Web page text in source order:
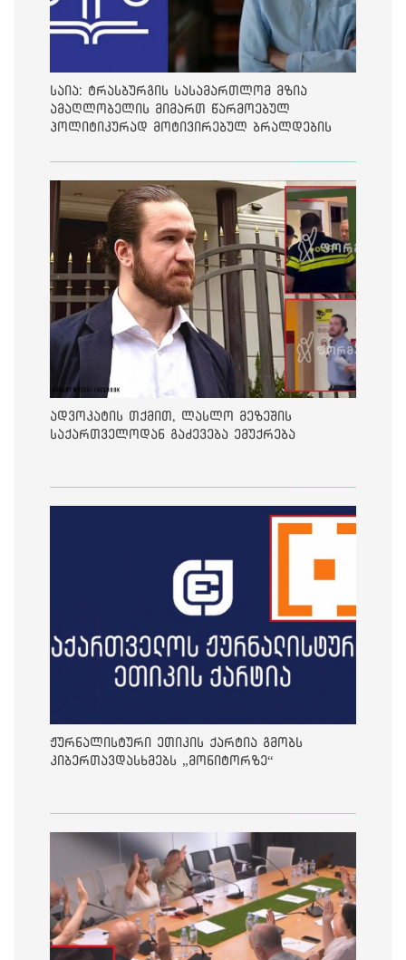
საია: ტრასბურგის სასამართლომ მზია
ამაღლობელის მიმართ წარმოებულ
პოლიტიკურად მოტივირებულ ბრალდების
ადვოკატის თქმით, ლასლო მეზეშის
საქართველოდან გაძევება ემუქრება
ჟურნალისტური ეთიკის ქარტია გმობს
კიბერთავდასხმებს „მონიტორზე“